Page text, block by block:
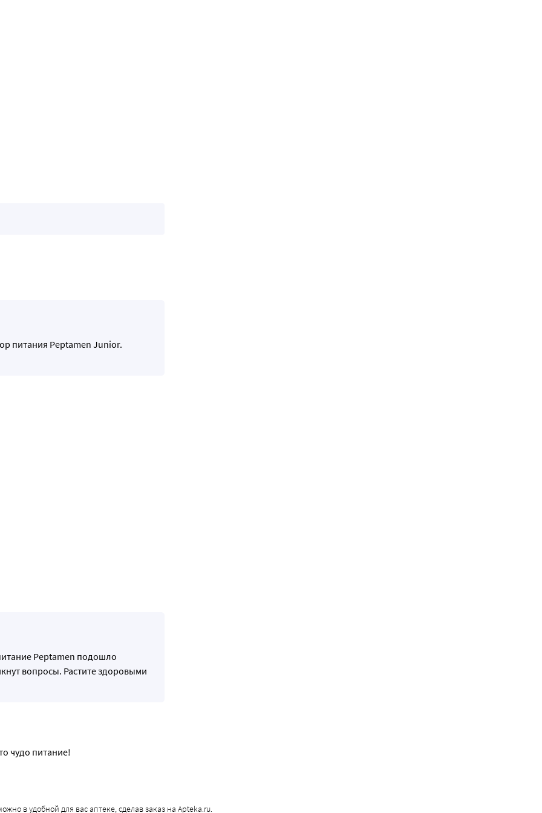
средством. Может использоваться в качестве единственного или
и перорального применения, не для внутривенного применения. Перед
рассчитает нужную дозировку смеси.
г сухого продукта (7 ложек) и 210 мл чистой кипяченой воды комнатной
ПИТАНИЯ. ПРИГОДЕН ДЛЯ ДЛИТЕЛЬНОГО ПРИМЕНЕНИЯ.
НА 100 Г НА 100 МЛ
питания Peptamen Junior.
Peptamen подошло
вопросы. Растите здоровыми
чудо питание!
в удобной для вас аптеке, сделав заказ на Apteka.ru.